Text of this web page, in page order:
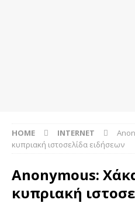
HOME INTERNET
κυπριακή ιστοσελίδα ειδήσεων
Anonymous:
κυπριακή